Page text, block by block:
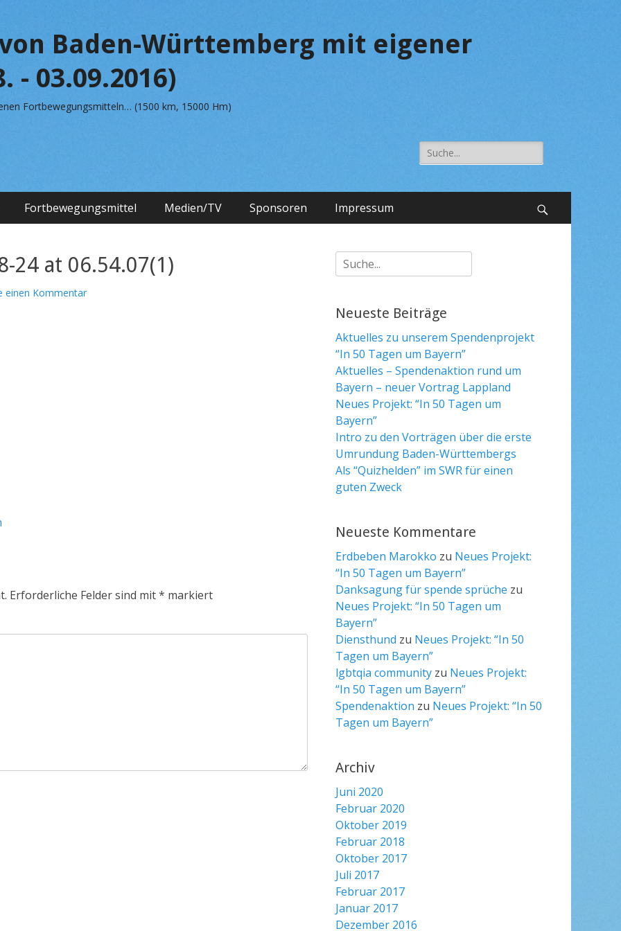
Baden-Württemberg mit eigener
- 03.09.2016)
Fortbewegungsmitteln… (1500 km, 15000 Hm)
Suche
nach:
Fortbewegungsmittel Medien/TV Sponsoren Impressum
24 at 06.54.07(1)
einen Kommentar
Erforderliche Felder sind mit* markiert
Suche
nach:
Neueste Beiträge
Aktuelles zu unserem Spendenprojekt
“In 50 Tagen um Bayern”
Aktuelles – Spendenaktion rund um
Bayern – neuer Vortrag Lappland
Neues Projekt: “In 50 Tagen um
Bayern”
Intro zu den Vorträgen über die erste
Umrundung Baden-Württembergs
Als “Quizhelden” im SWR für einen
guten Zweck
Neueste Kommentare
Erdbeben Marokko zu Neues Projekt:
“In 50 Tagen um Bayern”
Danksagung für spende sprüche zu
Neues Projekt: “In 50 Tagen um
Bayern”
Diensthund zu Neues Projekt: “In 50
Tagen um Bayern”
lgbtqia community zu Neues Projekt:
“In 50 Tagen um Bayern”
Spendenaktion zu Neues Projekt: “In 50
Tagen um Bayern”
Archiv
Juni 2020
Februar 2020
Oktober 2019
Februar 2018
Oktober 2017
Juli 2017
Februar 2017
Januar 2017
Dezember 2016